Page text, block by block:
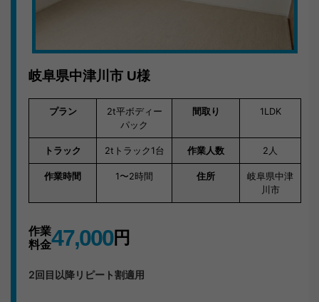
岐阜県中津川市 U様
プラン
2t平ボディー
パック
間取り 1LDK
トラック 2tトラック1台 作業人数 2人
作業時間 1〜2時間 住所
岐阜県中津
川市
作業
料金47,000円
2回目以降リピート割適用